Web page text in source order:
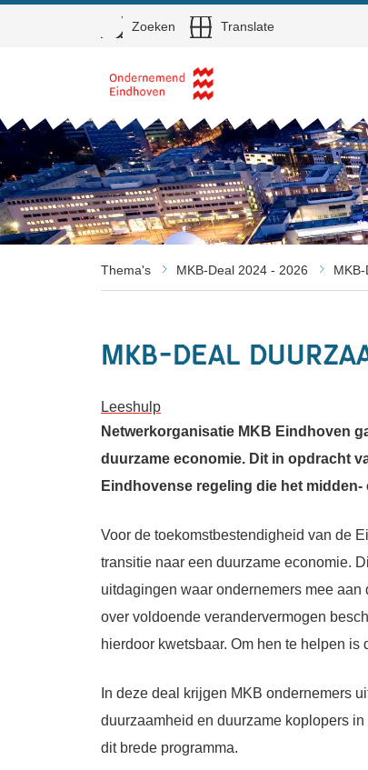
Direct naar de inhoud
Open
Zoeken Translate
Thema's MKB-Deal 2024 - 2026
MKB-Deal
Leeshulp
Netwerkorganisatie MKB Eindhoven
duurzame economie. Dit in opdracht
Eindhovense regeling die het
Voor de toekomstbestendigheid van de
transitie naar een duurzame economie.
uitdagingen waar ondernemers mee
over voldoende verandervermogen
hierdoor kwetsbaar. Om hen te helpen is
In deze deal krijgen MKB ondernemers
duurzaamheid en duurzame koplopers
dit brede programma.